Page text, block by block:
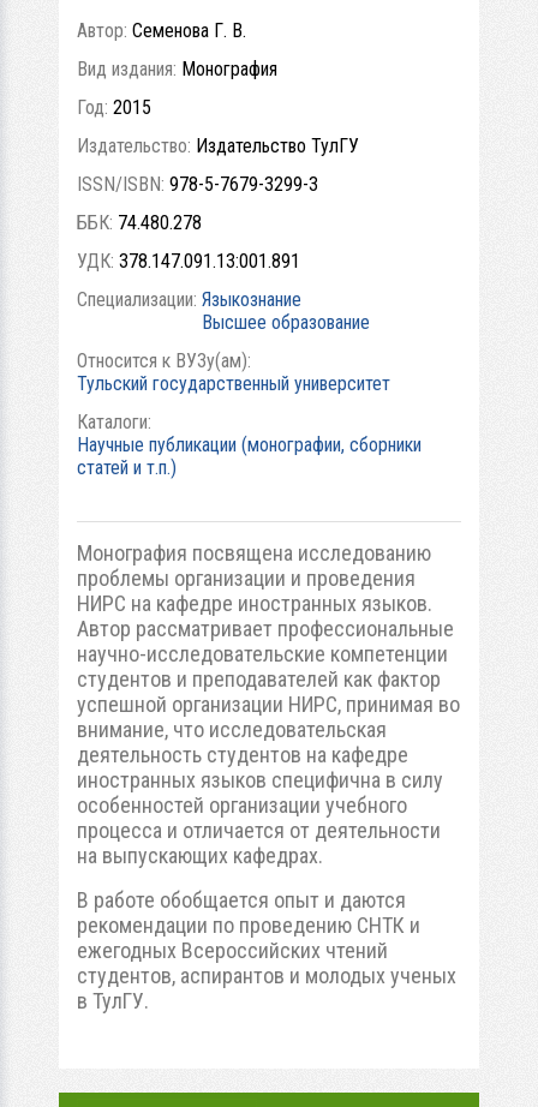
Автор: Семенова Г. В.
Вид издания: Монография
Год: 2015
Издательство: Издательство ТулГУ
ISSN/ISBN: 978-5-7679-3299-3
ББК: 74.480.278
УДК: 378.147.091.13:001.891
Специализации: Языкознание
Высшее образование
Относится к ВУЗу(ам):
Тульский государственный университет
Каталоги:
Научные публикации (монографии, сборники
статей и т.п.)
Монография посвящена исследованию
проблемы организации и проведения
НИРС на кафедре иностранных языков.
Автор рассматривает профессиональные
научно-исследовательские компетенции
студентов и преподавателей как фактор
успешной организации НИРС, принимая во
внимание, что исследовательская
деятельность студентов на кафедре
иностранных языков специфична в силу
особенностей организации учебного
процесса и отличается от деятельности
на выпускающих кафедрах.
В работе обобщается опыт и даются
рекомендации по проведению СНТК и
ежегодных Всероссийских чтений
студентов, аспирантов и молодых ученых
в ТулГУ.